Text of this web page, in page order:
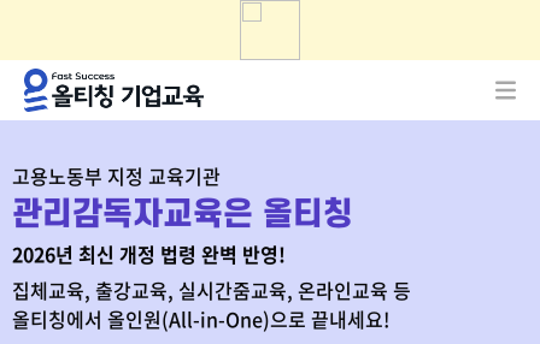
고용노동부 지정 교육기관
관리감독자교육은 올티칭
2026년 최신 개정 법령 완벽 반영!
집체교육, 출강교육, 실시간줌교육, 온라인교육 등
올티칭에서 올인원(All-in-One)으로 끝내세요!